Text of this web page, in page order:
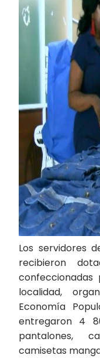
Los servidores
recibieron
localidad,
Economía
entregaron 4
pantalones,
camisetas